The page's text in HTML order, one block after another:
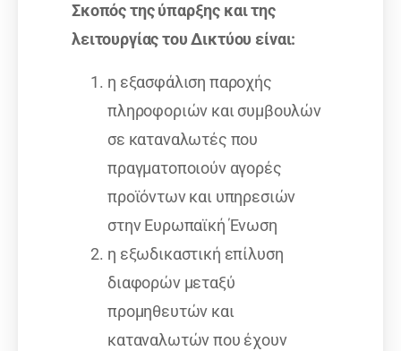
Σκοπός της ύπαρξης και της
λειτουργίας του Δικτύου είναι:
η εξασφάλιση παροχής
πληροφοριών και συμβουλών
σε καταναλωτές που
πραγματοποιούν αγορές
προϊόντων και υπηρεσιών
στην Ευρωπαϊκή Ένωση
η εξωδικαστική επίλυση
διαφορών μεταξύ
προμηθευτών και
καταναλωτών που έχουν